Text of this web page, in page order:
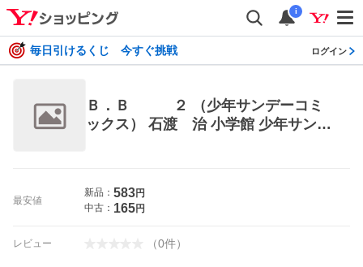
i
毎日引けるくじ 今すぐ挑戦 ログイン
Ｂ．Ｂ ２ （少年サンデーコミ
ックス） 石渡 治 小学館 少年サンデ
最安値
新品： 583円
中古： 165円
レビュー （0件）